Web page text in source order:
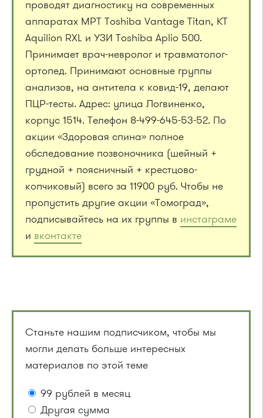
проводят диагностику на современных
аппаратах МРТ Toshiba Vantage Titan, КТ
Aquilion RXL и УЗИ Toshiba Aplio 500.
Принимает врач-невролог и травматолог-
ортопед. Принимают основные группы
анализов, на антитела к ковид-19, делают
ПЦР-тесты. Адрес: улица Логвиненко,
корпус 1514. Телефон 8-499-645-53-52. По
акции «Здоровая спина» полное
обследование позвоночника (шейный +
грудной + поясничный + крестцово-
копчиковый) всего за 11900 руб. Чтобы не
пропустить другие акции «Томоград»,
подписывайтесь на их группы в инстаграме
и вконтакте
Станьте нашим подписчиком, чтобы мы
могли делать больше интересных
материалов по этой теме
99 рублей в месяц
Другая сумма